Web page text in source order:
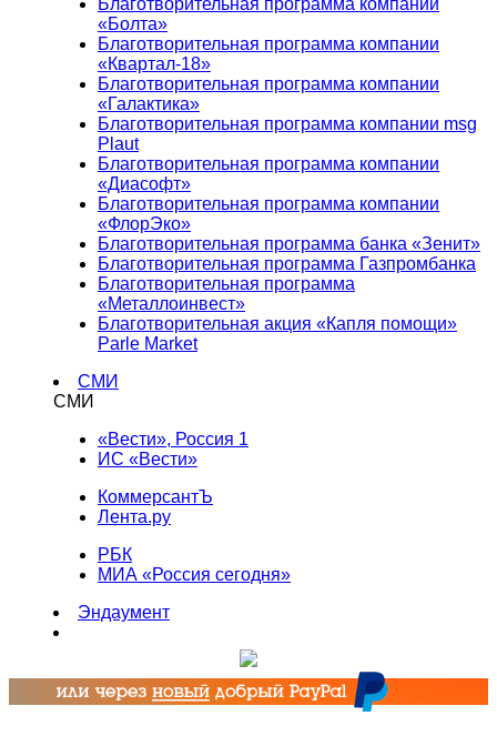
Благотворительная программа компании
«Болта»
Благотворительная программа компании
«Квартал-18»
Благотворительная программа компании
«Галактика»
Благотворительная программа компании msg
Plaut
Благотворительная программа компании
«Диасофт»
Благотворительная программа компании
«ФлорЭко»
Благотворительная программа банка «Зенит»
Благотворительная программа Газпромбанка
Благотворительная программа
«Металлоинвест»
Благотворительная акция «Капля помощи»
Parle Market
СМИ
СМИ
«Вести», Россия 1
ИС «Вести»
КоммерсантЪ
Лента.ру
РБК
МИА «Россия сегодня»
Эндаумент